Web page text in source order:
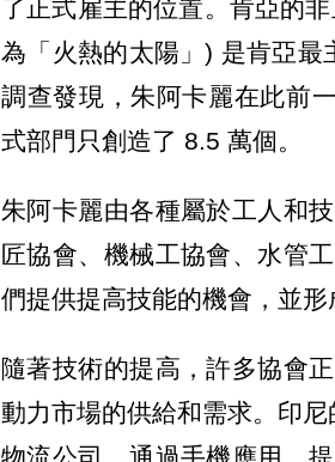
了正式雇主的位置。肯亞的
為「火熱的太陽」) 是肯亞
調查發現，朱阿卡麗在此前
式部門只創造了 8.5 萬個。
朱阿卡麗由各種屬於工人和
匠協會、機械工協會、水管
們提供提高技能的機會，並形
隨著技術的提高，許多協會
動力市場的供給和需求。印